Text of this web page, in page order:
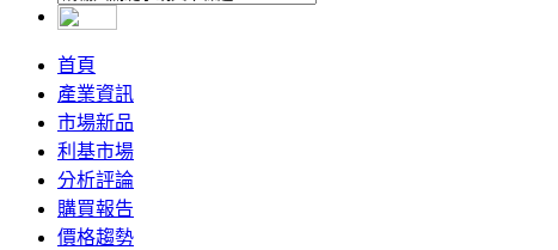
首頁
產業資訊
市場新品
利基市場
分析評論
購買報告
價格趨勢